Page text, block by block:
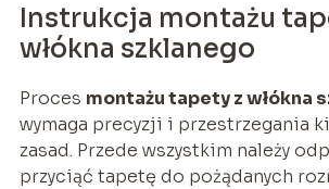
Instrukcja montażu
włókna szklanego
Proces montażu tapety z włókna
wymaga precyzji i przestrzegania
zasad. Przede wszystkim należy
przyciąć tapetę do pożądanych